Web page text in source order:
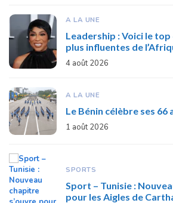
A LA UNE
Leadership : Voici le top
plus influentes de
4 août 2026
A LA UNE
Le Bénin célèbre ses 66
1 août 2026
SPORTS
Sport – Tunisie :
pour les Aigles de